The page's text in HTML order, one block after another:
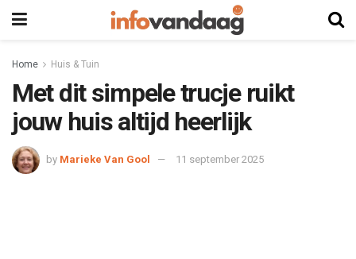
Home Huis & Tuin
Met dit simpele trucje ruikt
jouw huis altijd heerlijk
by Marieke Van Gool 11 september 2025